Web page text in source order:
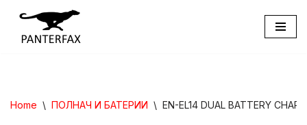
Skip
Home \ ПОЛНАЧ И БАТЕРИИ \ EN-EL14 DUAL BATTERY